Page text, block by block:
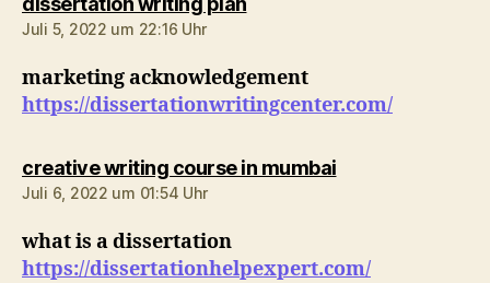
Juli 5, 2022 um 22:16 Uhr
marketing acknowledgement
https://dissertationwritingcenter.com/
creative writing course in mumbaisagt:
Juli 6, 2022 um 01:54 Uhr
what is a dissertation
https://dissertationhelpexpert.com/